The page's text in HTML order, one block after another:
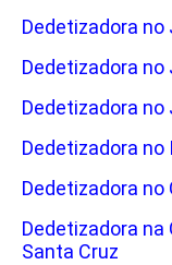
Dedetizadora
Dedetizadora
Dedetizadora no
Dedetizadora no
Dedetizadora no
Dedetizadora na
Santa Cruz